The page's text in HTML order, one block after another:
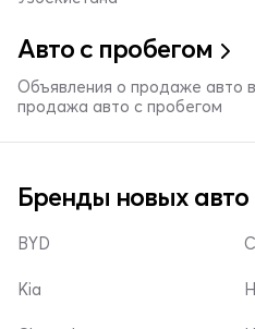
Авто с пробегом
Объявления о продаже авто
продажа авто с пробегом
Бренды новых авто
BYD
Kia